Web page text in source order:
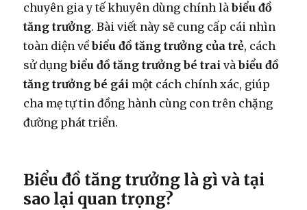
chuyên gia y tế khuyên dùng chính làbiểu đồ
tăng trưởng. Bài viết này sẽ cung cấp cái nhìn
toàn diện vềbiểu đồ tăng trưởng của trẻ, cách
sử dụngbiểu đồ tăng trưởng bé trai vàbiểu đồ
tăng trưởng bé gái một cách chính xác, giúp
cha mẹ tự tin đồng hành cùng con trên chặng
đường phát triển.
Biểu đồ tăng trưởng là gì và tại
sao lại quan trọng?